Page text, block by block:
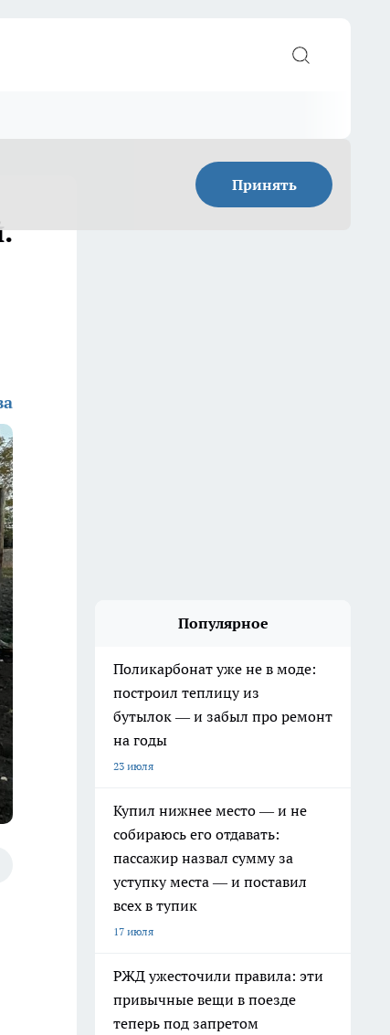
Принять
Популярное
Поликарбонат уже не в моде:
построил теплицу из
бутылок — и забыл про ремонт
на годы
23 июля
Купил нижнее место — и не
собираюсь его отдавать:
пассажир назвал сумму за
уступку места — и поставил
всех в тупик
17 июля
РЖД ужесточили правила: эти
привычные вещи в поезде
теперь под запретом